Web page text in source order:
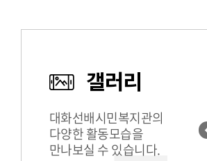
갤러리
대화선배시민복지관의
다양한 활동모습을
만나보실 수 있습니다.